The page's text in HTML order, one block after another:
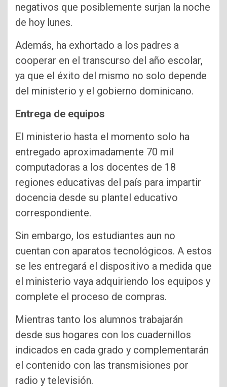
negativos que posiblemente surjan la noche
de hoy lunes.
Además, ha exhortado a los padres a
cooperar en el transcurso del año escolar,
ya que el éxito del mismo no solo depende
del ministerio y el gobierno dominicano.
Entrega de equipos
El ministerio hasta el momento solo ha
entregado aproximadamente 70 mil
computadoras a los docentes de 18
regiones educativas del país para impartir
docencia desde su plantel educativo
correspondiente.
Sin embargo, los estudiantes aun no
cuentan con aparatos tecnológicos. A estos
se les entregará el dispositivo a medida que
el ministerio vaya adquiriendo los equipos y
complete el proceso de compras.
Mientras tanto los alumnos trabajarán
desde sus hogares con los cuadernillos
indicados en cada grado y complementarán
el contenido con las transmisiones por
radio y televisión.